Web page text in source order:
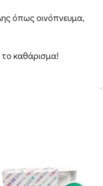
όπως οινόπνευμα,
καθάρισμα!